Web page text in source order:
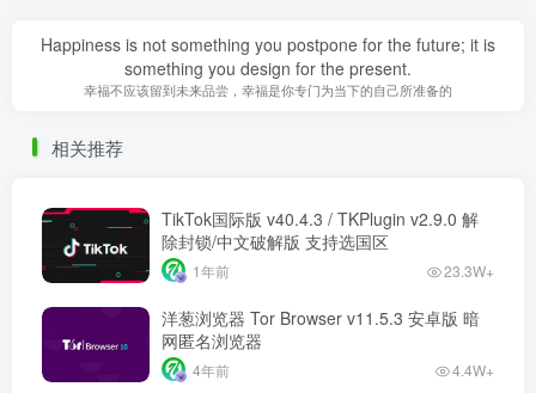
Happiness is not something you postpone for the future; it is
something you design for the present.
幸福不应该留到未来品尝，幸福是你专门为当下的自己所准备的
相关推荐
TikTok国际版 v40.4.3 / TKPlugin v2.9.0 解
除封锁/中文破解版 支持选国区
1年前 23.3W+
洋葱浏览器 Tor Browser v11.5.3 安卓版 暗
网匿名浏览器
4年前 4.4W+